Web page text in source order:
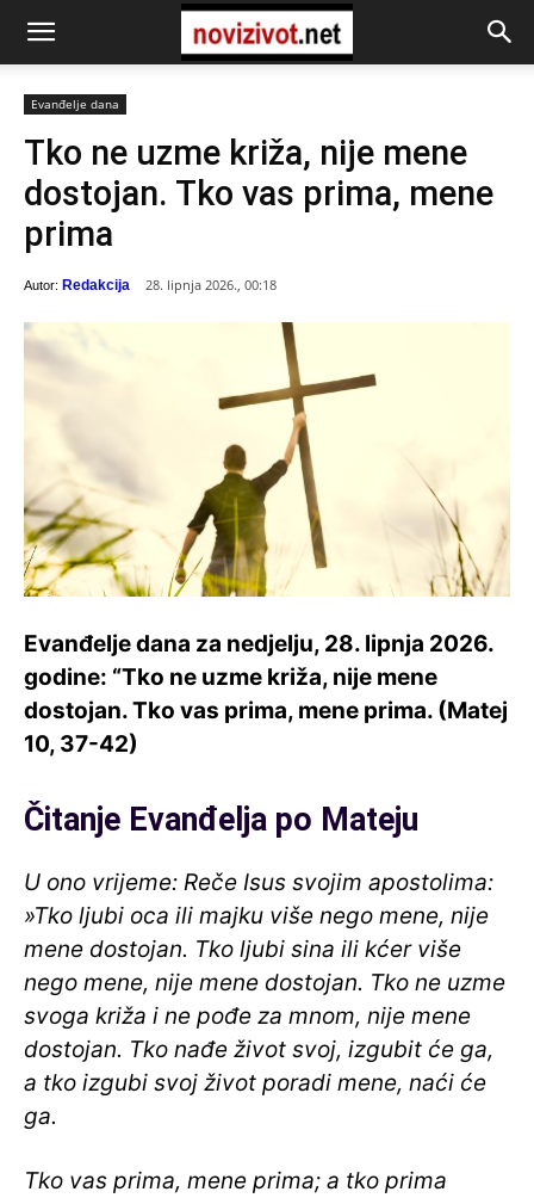
Evanđelje dana
Tko ne uzme križa, nije mene
dostojan. Tko vas prima, mene
prima
Autor: Redakcija 28. lipnja 2026., 00:18
Evanđelje dana za nedjelju, 28. lipnja 2026.
godine: “Tko ne uzme križa, nije mene
dostojan. Tko vas prima, mene prima. (Matej
10, 37-42)
Čitanje Evanđelja po Mateju
U ono vrijeme: Reče Isus svojim apostolima:
»Tko ljubi oca ili majku više nego mene, nije
mene dostojan. Tko ljubi sina ili kćer više
nego mene, nije mene dostojan. Tko ne uzme
svoga križa i ne pođe za mnom, nije mene
dostojan. Tko nađe život svoj, izgubit će ga,
a tko izgubi svoj život poradi mene, naći će
ga.
Tko vas prima, mene prima; a tko prima